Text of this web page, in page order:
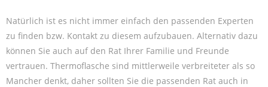
Natürlich ist es nicht immer einfach den passenden Experten
zu finden bzw. Kontakt zu diesem aufzubauen. Alternativ dazu
können Sie auch auf den Rat Ihrer Familie und Freunde
vertrauen. Thermoflasche sind mittlerweile verbreiteter als so
Mancher denkt, daher sollten Sie die passenden Rat auch in